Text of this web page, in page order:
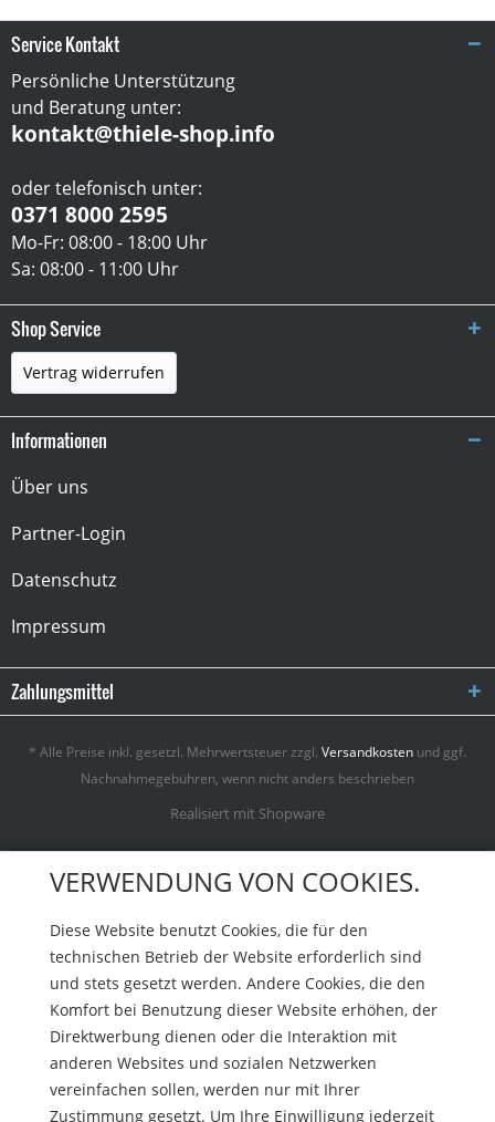
Service Kontakt
Persönliche Unterstützung
und Beratung unter:
kontakt@thiele-shop.info
oder telefonisch unter:
0371 8000 2595
Mo-Fr: 08:00 - 18:00 Uhr
Sa: 08:00 - 11:00 Uhr
Shop Service
Vertrag widerrufen
Informationen
Über uns
Partner-Login
Datenschutz
Impressum
Zahlungsmittel
* Alle Preise inkl. gesetzl. Mehrwertsteuer zzgl. Versandkosten und ggf.
Nachnahmegebühren, wenn nicht anders beschrieben
Realisiert mit Shopware
VERWENDUNG VON COOKIES.
Diese Website benutzt Cookies, die für den
technischen Betrieb der Website erforderlich sind
und stets gesetzt werden. Andere Cookies, die den
Komfort bei Benutzung dieser Website erhöhen, der
Direktwerbung dienen oder die Interaktion mit
anderen Websites und sozialen Netzwerken
vereinfachen sollen, werden nur mit Ihrer
Zustimmung gesetzt. Um Ihre Einwilligung jederzeit